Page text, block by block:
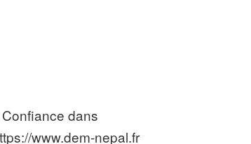
dans
www.dem-nepal.fr